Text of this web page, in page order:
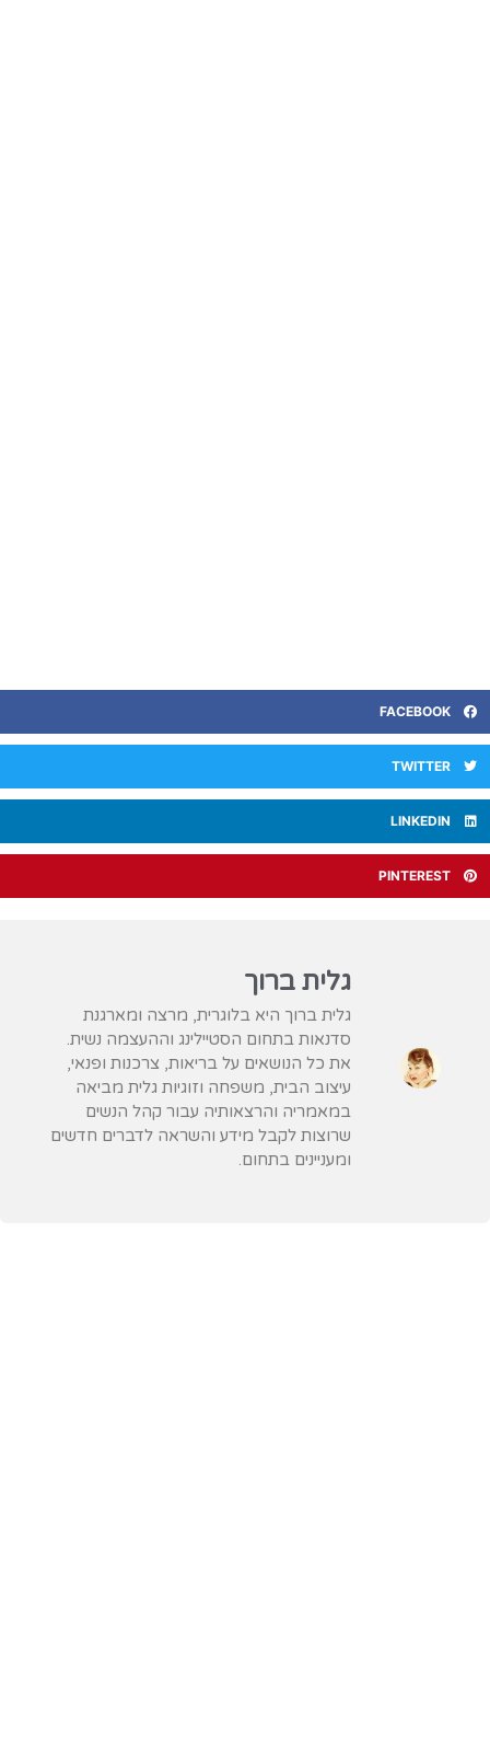
FACEBOOK
TWITTER
LINKEDIN
PINTEREST
גלית ברוך
גלית ברוך היא בלוגרית, מרצה ומארגנת
סדנאות בתחום הסטיילינג וההעצמה נשית.
את כל הנושאים על בריאות, צרכנות ופנאי,
עיצוב הבית, משפחה וזוגיות גלית מביאה
במאמריה והרצאותיה עבור קהל הנשים
שרוצות לקבל מידע והשראה לדברים חדשים
ומעניינים בתחום.